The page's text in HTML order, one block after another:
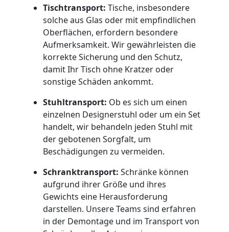
Tischtransport: Tische, insbesondere
solche aus Glas oder mit empfindlichen
Oberflächen, erfordern besondere
Aufmerksamkeit. Wir gewährleisten die
korrekte Sicherung und den Schutz,
damit Ihr Tisch ohne Kratzer oder
sonstige Schäden ankommt.
Stuhltransport: Ob es sich um einen
einzelnen Designerstuhl oder um ein Set
handelt, wir behandeln jeden Stuhl mit
der gebotenen Sorgfalt, um
Beschädigungen zu vermeiden.
Schranktransport: Schränke können
aufgrund ihrer Größe und ihres
Gewichts eine Herausforderung
darstellen. Unsere Teams sind erfahren
in der Demontage und im Transport von
Umzug
Dornbirn
Qualitäts-
Umzüge
Dornbirn
Vereinsumzug
Dornbirn